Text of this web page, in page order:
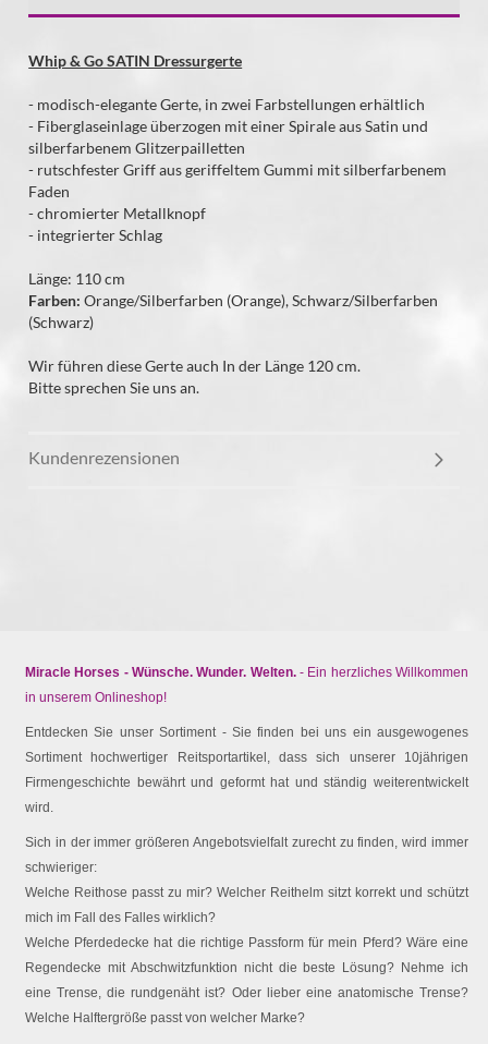
Whip & Go SATIN Dressurgerte
- modisch-elegante Gerte, in zwei Farbstellungen erhältlich
- Fiberglaseinlage überzogen mit einer Spirale aus Satin und
silberfarbenem Glitzerpailletten
- rutschfester Griff aus geriffeltem Gummi mit silberfarbenem
Faden
- chromierter Metallknopf
- integrierter Schlag
Länge: 110 cm
Farben:Orange/Silberfarben (Orange), Schwarz/Silberfarben
(Schwarz)
Wir führen diese Gerte auch In der Länge 120 cm.
Bitte sprechen Sie uns an.
Kundenrezensionen
Miracle Horses - Wünsche. Wunder. Welten.- Ein herzliches Willkommen
in unserem Onlineshop!
Entdecken Sie unser Sortiment - Sie finden bei uns ein ausgewogenes
Sortiment hochwertiger Reitsportartikel, dass sich unserer 10jährigen
Firmengeschichte bewährt und geformt hat und ständig weiterentwickelt
wird.
Sich in der immer größeren Angebotsvielfalt zurecht zu finden, wird immer
schwieriger:
Welche Reithose passt zu mir? Welcher Reithelm sitzt korrekt und schützt
mich im Fall des Falles wirklich?
Welche Pferdedecke hat die richtige Passform für mein Pferd? Wäre eine
Regendecke mit Abschwitzfunktion nicht die beste Lösung? Nehme ich
eine Trense, die rundgenäht ist? Oder lieber eine anatomische Trense?
Welche Halftergröße passt von welcher Marke?